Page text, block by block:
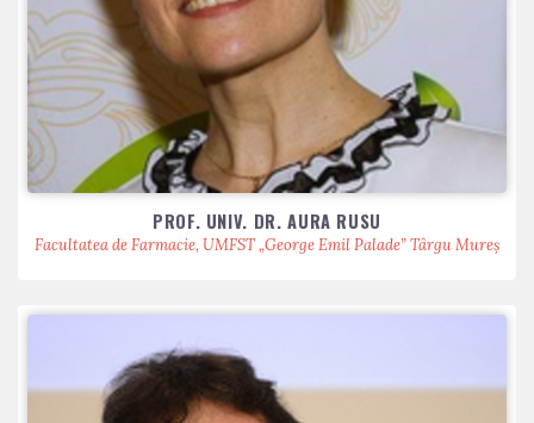
PROF. UNIV. DR. AURA RUSU
Facultatea de Farmacie, UMFST „George Emil Palade” Târgu Mureș